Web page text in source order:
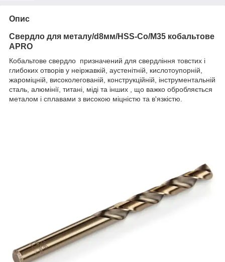
Опис
Свердло для металу/d8мм/HSS-Co/M35 кобальтове
APRO
Кобальтове свердло призначений для свердління товстих і
глибоких отворів у неіржавкій, аустенітній, кислотоупорній,
жароміцній, високолегованій, конструкційній, інструментальній
сталь, алюмінії, титані, міді та інших , що важко обробляється
металом і сплавами з високою міцністю та в'язкістю.